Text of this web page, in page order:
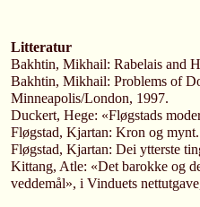
Litteratur
Bakhtin, Mikhail: Rabelais and
Bakhtin, Mikhail: Problems of
Minneapolis/London, 1997.
Duckert, Hege: «Fløgstads
Fløgstad, Kjartan: Kron og
Fløgstad, Kjartan: Dei ytterste
Kittang, Atle: «Det barokke og
veddemål», i Vinduets